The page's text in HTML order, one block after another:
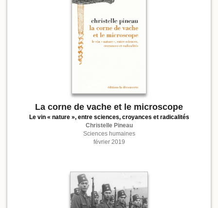
La corne de vache et le microscope
Le vin « nature », entre sciences, croyances et radicalités
Christelle Pineau
Sciences humaines
février 2019